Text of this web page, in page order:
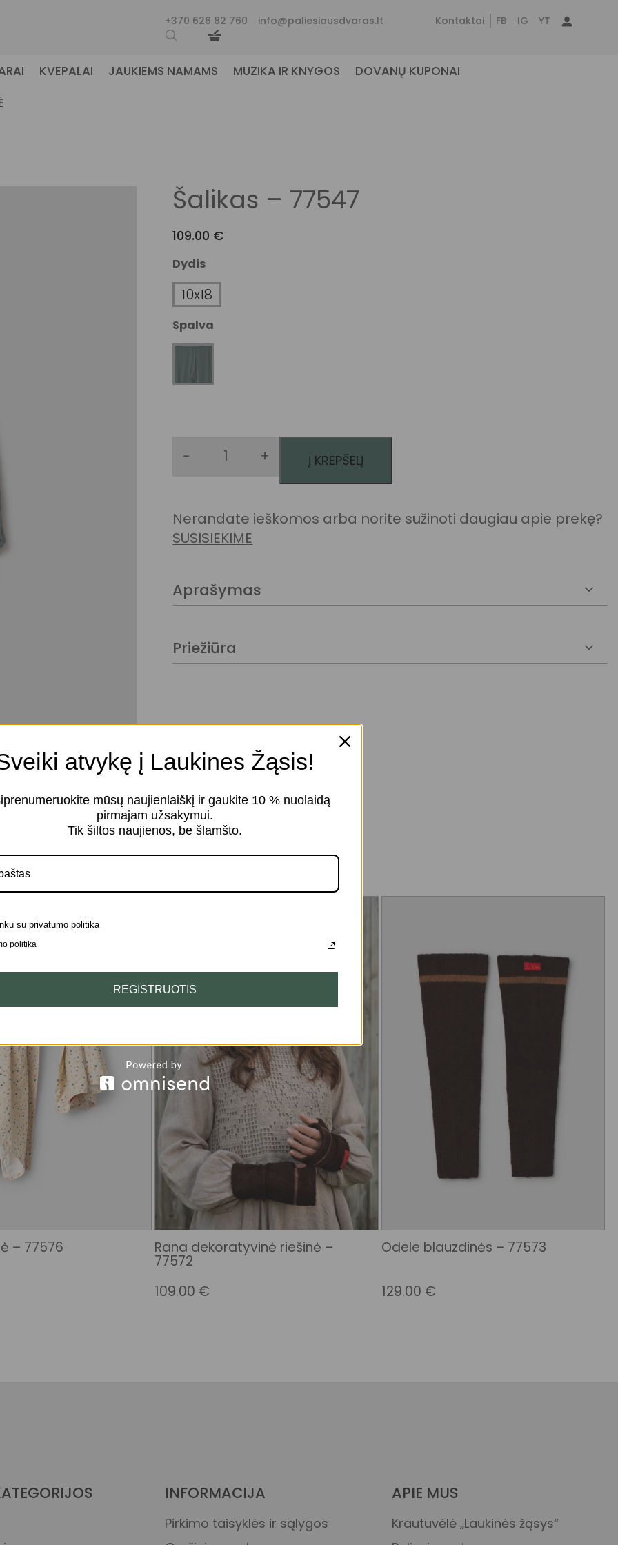
+370 626 82 760 info@paliesiausdvaras.lt Kontaktai FB IG YT
KVEPALAI JAUKIEMS NAMAMS MUZIKA IR KNYGOS
DOVANŲ KUPONAI
Šalikas – 77547
109.00 €
Dydis
10x18
Spalva
produkto kiekis: Šalikas - 77547
- + Į KREPŠELĮ
Nerandate ieškomos arba norite sužinoti daugiau apie prekę?
SUSISIEKIME
Aprašymas
Priežiūra
Organdis
skalbti maišelyje,
nebalinti, džiovinti
panašiomis spalvomis,
nebalinti, Džiovinti
žemoje temperatūroje,
Medvilnė, trikotažas,
elastanu
Skalbti 40° C su
panašiomis spalvomis,
nebalinti, Džiovinti
žemoje temperatūroje,
lyginti vidutine
temperatūra, galima
valyti sausuoju būdu
Dryžuota medvilnė,
medvilninis tvilas
Skalbti 40° C su
panašiomis spalvomis,
nebalinti, Džiovinti
žemoje temperatūroje,
lyginti žema
temperatūra, galima
valyti sausuoju būdu
Skalbti rankomis,
į išorę su panašiomis
negalima valyti
sausuoju būdu
Panašūs produktai
– 77576 Rana dekoratyvinė riešinė –
77572
109.00 €
Odele blauzdinės – 77573
129.00 €
INFORMACIJA
Pirkimo taisyklės ir sąlygos
APIE MUS
Krautuvėlė „Laukinės žąsys“
atvykę į Laukines Žąsis!
mūsų naujienlaiškį ir gaukite 10 % nuolaidą
pirmajam užsakymui.
Tik šiltos naujienos, be šlamšto.
su privatumo politika
politika
REGISTRUOTIS